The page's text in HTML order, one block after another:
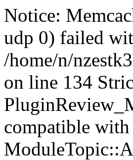
Notice:
udp 0) failed
/home/n/
on line 134
compatible with